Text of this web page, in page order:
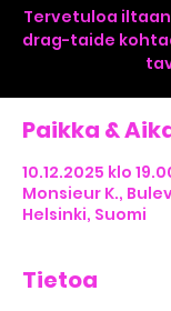
Tervetuloa
drag-taide
Paikka &
10.12.2025 klo
Monsieur K.,
Helsinki, Suomi
Tietoa